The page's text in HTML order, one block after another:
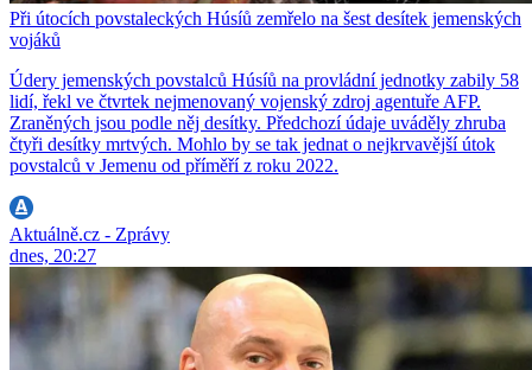
Při útocích povstaleckých Húsíů zemřelo na šest desítek jemenských
vojáků
Údery jemenských povstalců Húsíů na provládní jednotky zabily 58
lidí, řekl ve čtvrtek nejmenovaný vojenský zdroj agentuře AFP.
Zraněných jsou podle něj desítky. Předchozí údaje uváděly zhruba
čtyři desítky mrtvých. Mohlo by se tak jednat o nejkrvavější útok
povstalců v Jemenu od příměří z roku 2022.
Aktuálně.cz - Zprávy
dnes, 20:27